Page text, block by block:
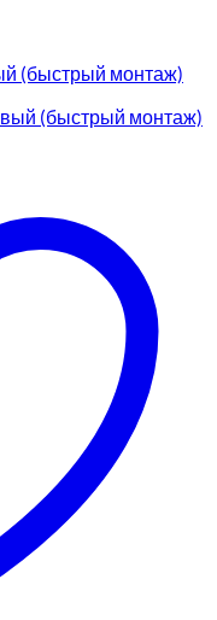
(быстрый монтаж)